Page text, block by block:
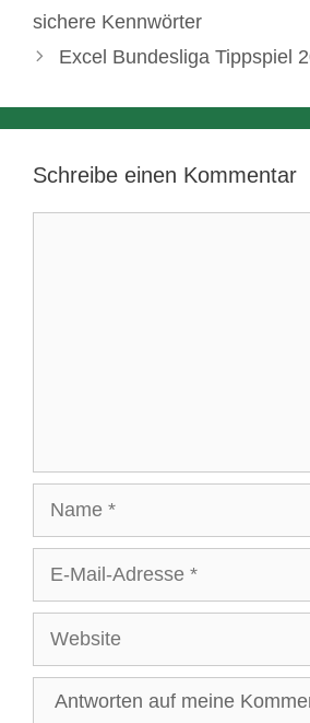
sichere Kennwörter
Excel Bundesliga Tippspiel
Schreibe einen Kommentar
Adresse
Website